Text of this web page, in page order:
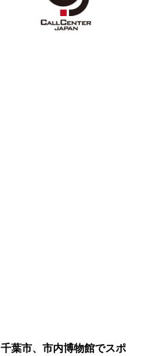
千葉市、市内博物館でスポ